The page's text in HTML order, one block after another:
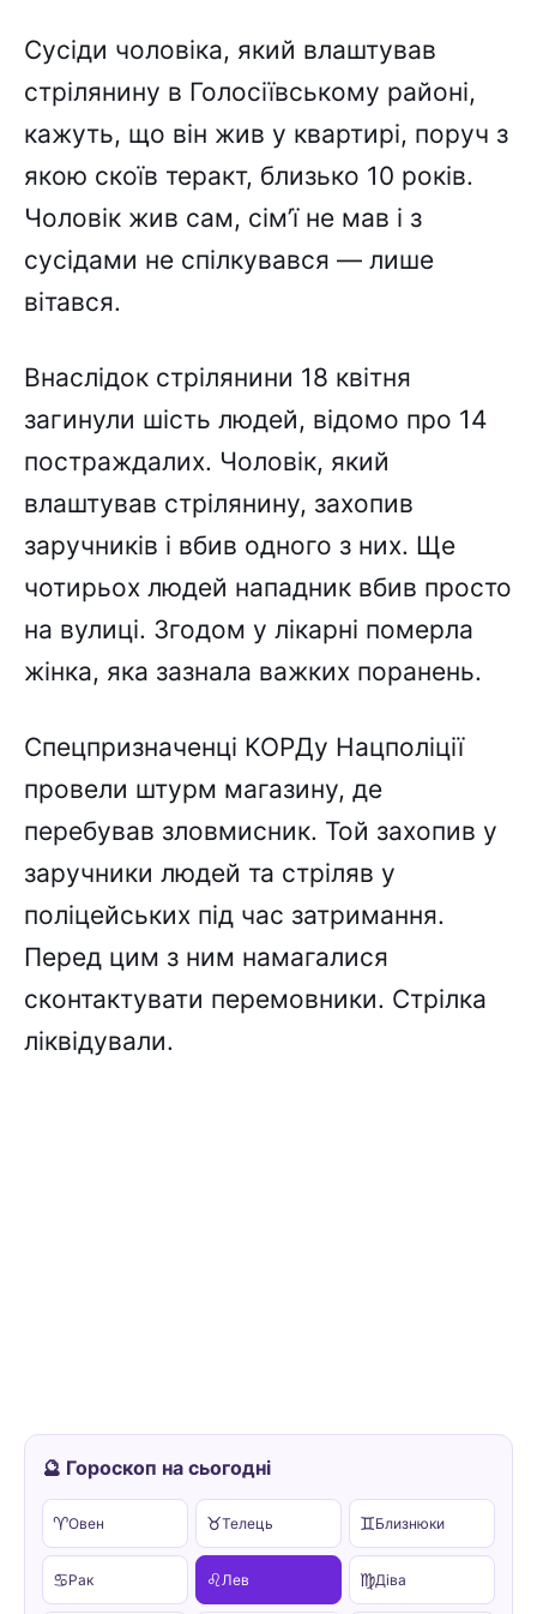
Сусіди чоловіка, який влаштував
стрілянину в Голосіївському районі,
кажуть, що він жив у квартирі, поруч з
якою скоїв теракт, близько 10 років.
Чоловік жив сам, сім’ї не мав і з
сусідами не спілкувався — лише
вітався.
Внаслідок стрілянини 18 квітня
загинули шість людей, відомо про 14
постраждалих. Чоловік, який
влаштував стрілянину, захопив
заручників і вбив одного з них. Ще
чотирьох людей нападник вбив просто
на вулиці. Згодом у лікарні померла
жінка, яка зазнала важких поранень.
Спецпризначенці КОРДу Нацполіції
провели штурм магазину, де
перебував зловмисник. Той захопив у
заручники людей та стріляв у
поліцейських під час затримання.
Перед цим з ним намагалися
сконтактувати перемовники. Стрілка
ліквідували.
🔮 Гороскоп на сьогодні
♈Овен ♉Телець ♊Близнюки
♋Рак ♌ Лев ♍Діва